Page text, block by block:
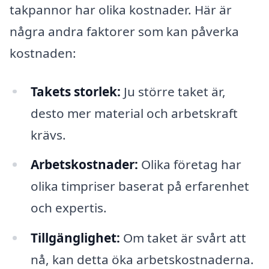
takpannor har olika kostnader. Här är
några andra faktorer som kan påverka
kostnaden:
Takets storlek: Ju större taket är,
desto mer material och arbetskraft
krävs.
Arbetskostnader: Olika företag har
olika timpriser baserat på erfarenhet
och expertis.
Tillgänglighet: Om taket är svårt att
nå, kan detta öka arbetskostnaderna.